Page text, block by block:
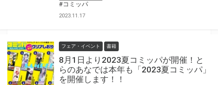
#コミッパ
2023.11.17
フェア・イベント 書籍
8月1日より2023夏コミッパが開催！と
らのあなでは本年も「2023夏コミッパ」
を開催します！！